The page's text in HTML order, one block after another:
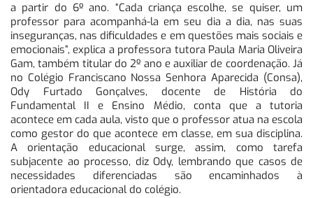
a partir do 6º ano. “Cada criança escolhe, se quiser, um
professor para acompanhá-la em seu dia a dia, nas suas
inseguranças, nas dificuldades e em questões mais sociais e
emocionais”, explica a professora tutora Paula Maria Oliveira
Gam, também titular do 2º ano e auxiliar de coordenação. Já
no Colégio Franciscano Nossa Senhora Aparecida (Consa),
Ody Furtado Gonçalves, docente de História do
Fundamental II e Ensino Médio, conta que a tutoria
acontece em cada aula, visto que o professor atua na escola
como gestor do que acontece em classe, em sua disciplina.
A orientação educacional surge, assim, como tarefa
subjacente ao processo, diz Ody, lembrando que casos de
necessidades diferenciadas são encaminhados à
orientadora educacional do colégio.